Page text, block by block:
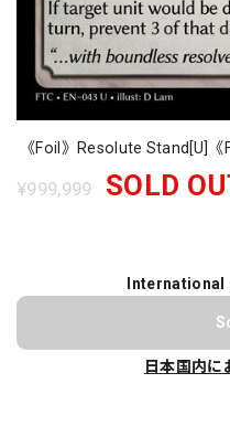
《Foil》Resolute Stand[U]《
¥999,999 SOLD
日本国内に